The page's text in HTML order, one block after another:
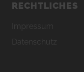
RECHTLICHES
Impressum
Datenschutz